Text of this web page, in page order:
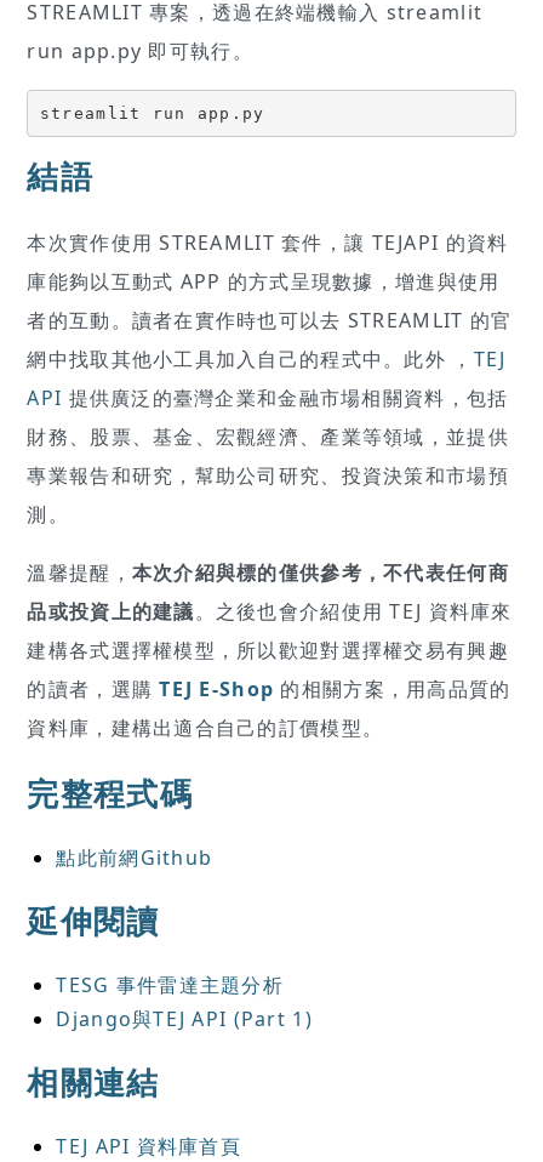
STREAMLIT 專案，透過在終端機輸入 streamlit
run app.py 即可執行。
streamlit run app.py
結語
本次實作使用 STREAMLIT 套件，讓 TEJAPI 的資料
庫能夠以互動式 APP 的方式呈現數據，增進與使用
者的互動。讀者在實作時也可以去 STREAMLIT 的官
網中找取其他小工具加入自己的程式中。此外 ， TEJ
API 提供廣泛的臺灣企業和金融市場相關資料，包括
財務、股票、基金、宏觀經濟、產業等領域，並提供
專業報告和研究，幫助公司研究、投資決策和市場預
測。
溫馨提醒， 本次介紹與標的僅供參考，不代表任何商
品或投資上的建議。之後也會介紹使用 TEJ 資料庫來
建構各式選擇權模型，所以歡迎對選擇權交易有興趣
的讀者，選購TEJ E-Shop 的相關方案，用高品質的
資料庫，建構出適合自己的訂價模型。
完整程式碼
點此前網Github
延伸閱讀
TESG 事件雷達主題分析
Django與TEJ API (Part 1)
相關連結
TEJ API 資料庫首頁